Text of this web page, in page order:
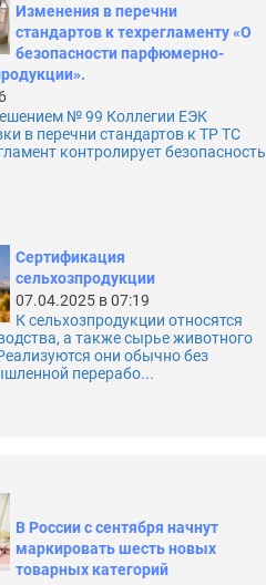
Изменения в перечни
стандартов к техрегламенту «О
безопасности парфюмерно-
№ 99 Коллегии ЕЭК
в перечни стандартов к ТР ТС
контролирует безопасность
Сертификация
сельхозпродукции
07.04.2025 в 07:19
К сельхозпродукции относятся
а также сырье животного
они обычно без
перерабо...
В России с сентября начнут
маркировать шесть новых
товарных категорий